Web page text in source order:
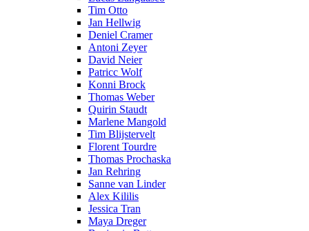
Tim Otto
Jan Hellwig
Deniel Cramer
Antoni Zeyer
David Neier
Patricc Wolf
Konni Brock
Thomas Weber
Quirin Staudt
Marlene Mangold
Tim Blijstervelt
Florent Tourdre
Thomas Prochaska
Jan Rehring
Sanne van Linder
Alex Kililis
Jessica Tran
Maya Dreger